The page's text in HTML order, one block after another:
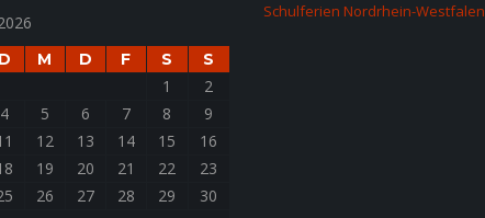
D M D F S S
1
2
4 5 6 7 8
9
12 13 14 15
16
19 20 21 22
23
26 27 28 29
30
Schulferien Nordrhein-Westfalen